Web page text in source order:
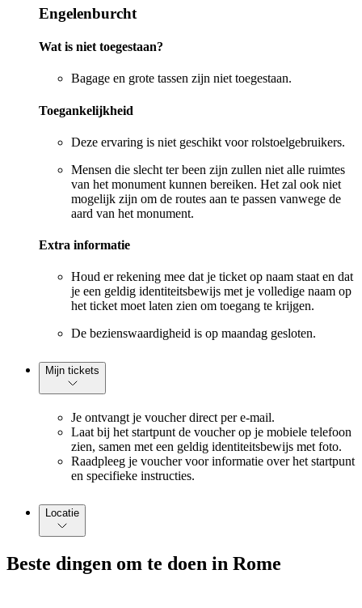
Engelenburcht
Wat is niet toegestaan?
Bagage en grote tassen zijn niet toegestaan.
Toegankelijkheid
Deze ervaring is niet geschikt voor rolstoelgebruikers.
Mensen die slecht ter been zijn zullen niet alle ruimtes
van het monument kunnen bereiken. Het zal ook niet
mogelijk zijn om de routes aan te passen vanwege de
aard van het monument.
Extra informatie
Houd er rekening mee dat je ticket op naam staat en dat
je een geldig identiteitsbewijs met je volledige naam op
het ticket moet laten zien om toegang te krijgen.
De bezienswaardigheid is op maandag gesloten.
Mijn tickets
Je ontvangt je voucher direct per e-mail.
Laat bij het startpunt de voucher op je mobiele telefoon
zien, samen met een geldig identiteitsbewijs met foto.
Raadpleeg je voucher voor informatie over het startpunt
en specifieke instructies.
Locatie
Beste dingen om te doen in Rome